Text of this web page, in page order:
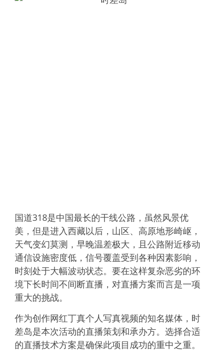
国道318是中国最长的干线公路，虽然风景优
美，但是进入西藏以后，山区、高原地形崎岖，
天气变幻莫测，早晚温差极大，且公路附近移动
通信设施密度低，信号覆盖受到各种因素影响，
时刻处于大幅波动状态。要在这样复杂恶劣的环
境下长时间不间断直播，对直播方案而言是一项
重大的挑战。
作为创作网红丁真个人写真视频的知名媒体，时
差岛是本次活动的直播策划和承办方。选择合适
的直播技术方案是确保此项目成功的重中之重。